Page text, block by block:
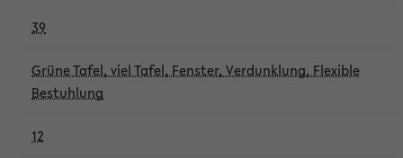
39
Grüne Tafel, viel Tafel, Fenster, Verdunklung, Flexible
Bestuhlung
12